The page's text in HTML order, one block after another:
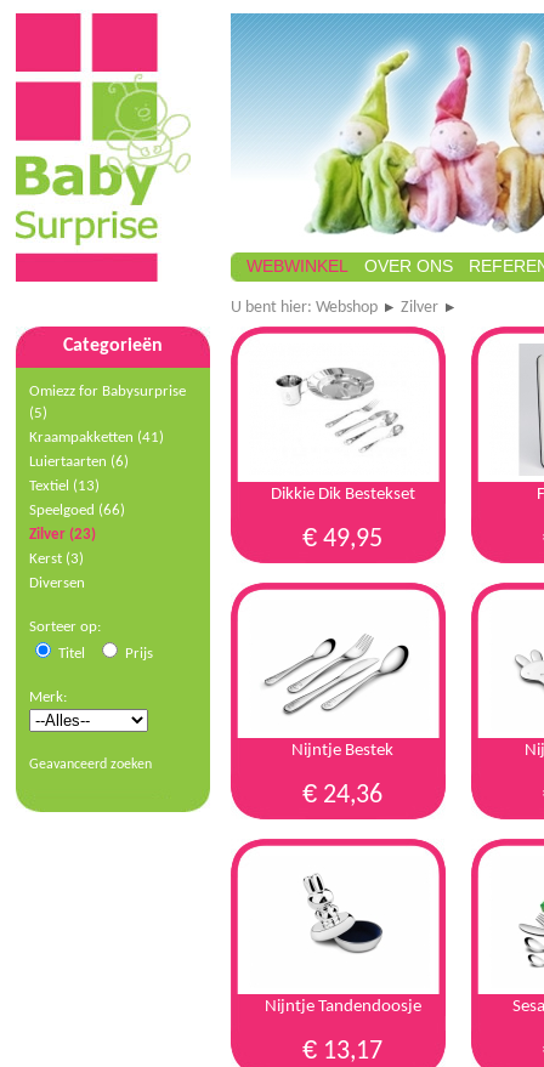
WEBWINKEL OVER ONS
Categorieën
Omiezz for Babysurprise
(5)
Kraampakketten (41)
Luiertaarten (6)
Textiel (13)
Speelgoed (66)
Zilver (23)
Kerst (3)
Diversen
Sorteer op:
Titel
Prijs
Merk:
Geavanceerd zoeken
U bent hier: Webshop Zilver
Dikkie Dik Bestekset
€ 49,95
Nijntje Bestek
€ 24,36
Nijntje Tandendoosje
€ 13,17